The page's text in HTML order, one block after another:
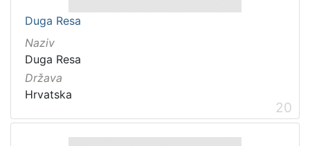
Duga Resa
Naziv
Duga Resa
Država
Hrvatska
20